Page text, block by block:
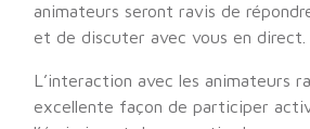
animateurs seront ravis de
et de discuter avec vous en direct.
L’interaction avec les animateurs
excellente façon de participer